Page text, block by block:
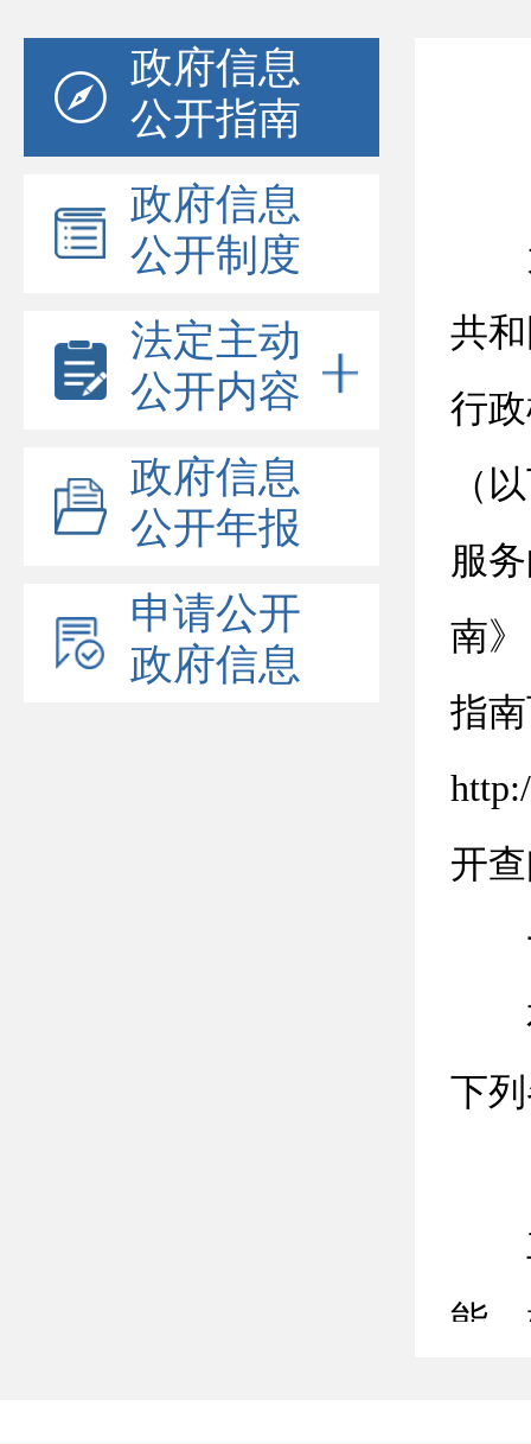
政府信息
公开指南
政府信息
公开制度
法定主动
公开内容
政府信息
公开年报
申请公开
政府信息
共
行
（
服
南
指
开
下
能